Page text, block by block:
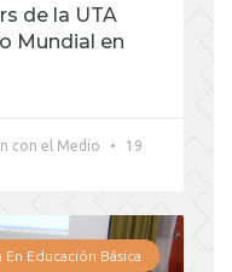
de la UTA
Mundial en
con el Medio
19
Educación Básica